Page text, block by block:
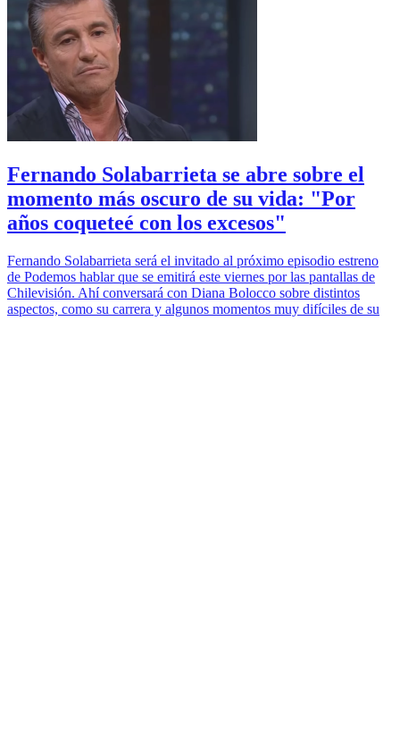
Fernando Solabarrieta se abre sobre el
momento más oscuro de su vida: "Por
años coqueteé con los excesos"
Fernando Solabarrieta será el invitado al próximo episodio estreno
de Podemos hablar que se emitirá este viernes por las pantallas de
Chilevisión. Ahí conversará con Diana Bolocco sobre distintos
aspectos, como su carrera y algunos momentos muy difíciles de su